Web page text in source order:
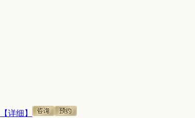
【详细】